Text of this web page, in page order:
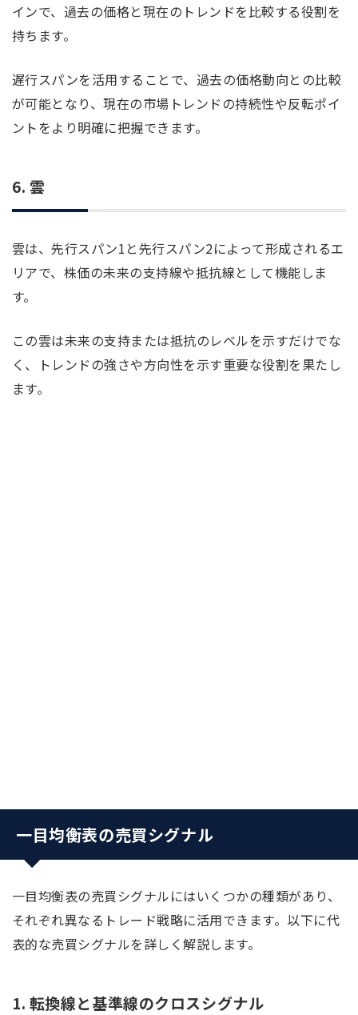
インで、過去の価格と現在のトレンドを比較する役割を
持ちます。
遅行スパンを活用することで、過去の価格動向との比較
が可能となり、現在の市場トレンドの持続性や反転ポイ
ントをより明確に把握できます。
6. 雲
雲は、先行スパン1と先行スパン2によって形成されるエ
リアで、株価の未来の支持線や抵抗線として機能しま
す。
この雲は未来の支持または抵抗のレベルを示すだけでな
く、トレンドの強さや方向性を示す重要な役割を果たし
ます。
一目均衡表の売買シグナル
一目均衡表の売買シグナルにはいくつかの種類があり、
それぞれ異なるトレード戦略に活用できます。以下に代
表的な売買シグナルを詳しく解説します。
1. 転換線と基準線のクロスシグナル